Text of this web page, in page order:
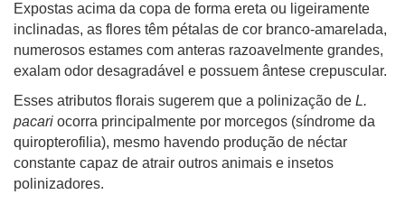
Expostas acima da copa de forma ereta ou ligeiramente
inclinadas, as flores têm pétalas de cor branco-amarelada,
numerosos estames com anteras razoavelmente grandes,
exalam odor desagradável e possuem ântese crepuscular.
Esses atributos florais sugerem que a polinização de L.
pacari ocorra principalmente por morcegos (síndrome da
quiropterofilia), mesmo havendo produção de néctar
constante capaz de atrair outros animais e insetos
polinizadores.